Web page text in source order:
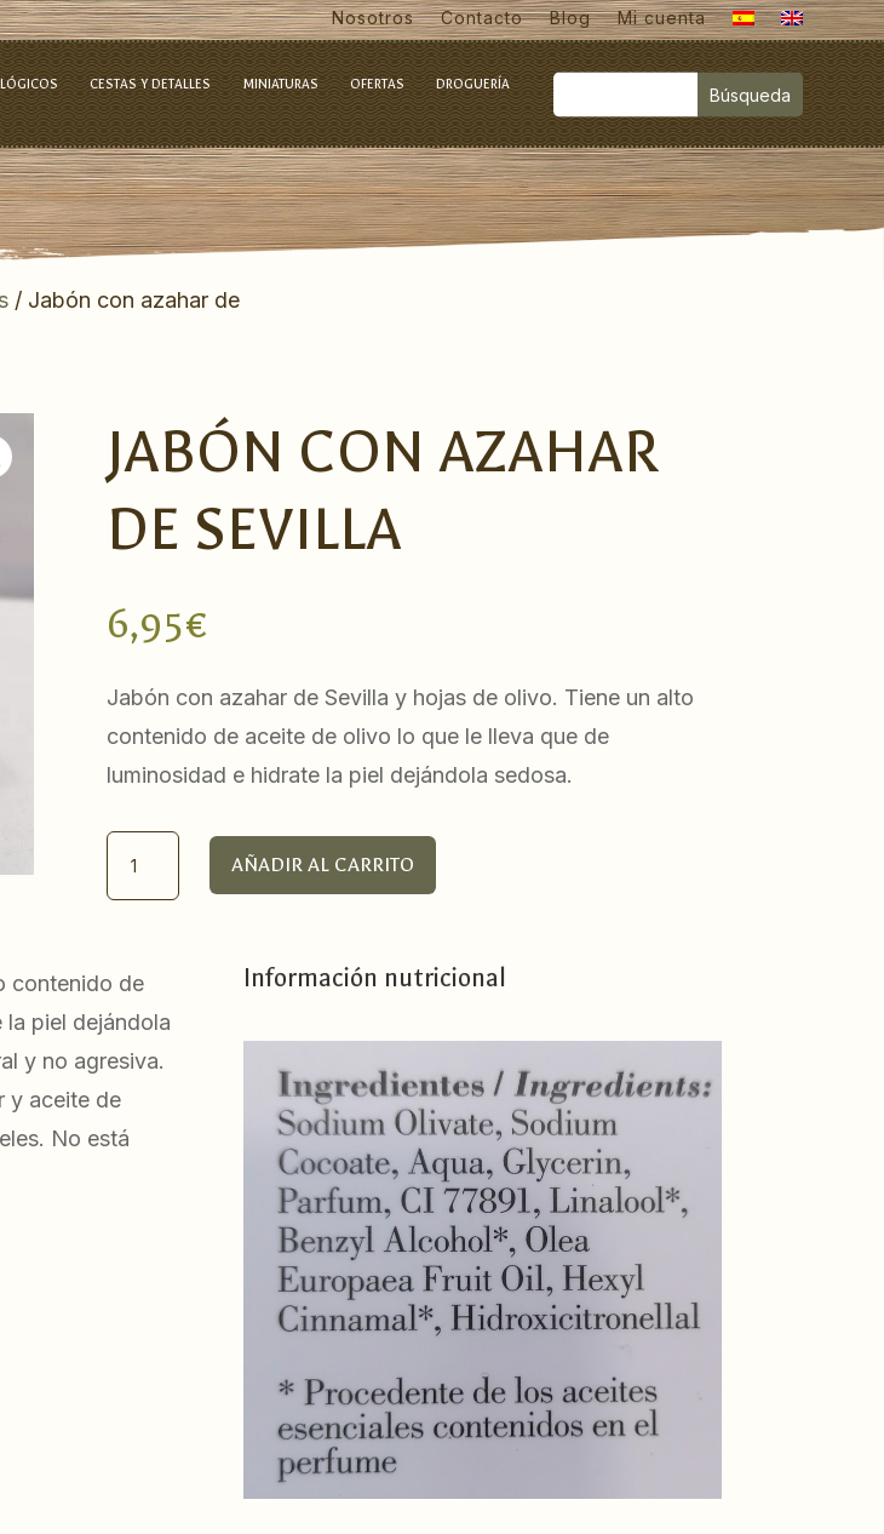
Nosotros Contacto Blog Mi cuenta
CESTAS Y DETALLES MINIATURAS OFERTAS DROGUERÍA
/ Jabón con azahar de
JABÓN CON AZAHAR
DE SEVILLA
6,95€
Jabón con azahar de Sevilla y hojas de olivo. Tiene un alto
contenido de aceite de olivo lo que le lleva que de
luminosidad e hidrate la piel dejándola sedosa.
AÑADIR AL CARRITO
contenido de
piel dejándola
y no agresiva.
y aceite de
No está
Información nutricional